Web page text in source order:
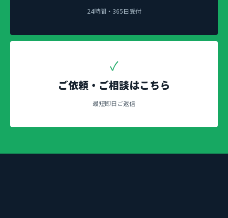
24時間・365日受付
✓
ご依頼・ご相談はこちら
最短即日ご返信